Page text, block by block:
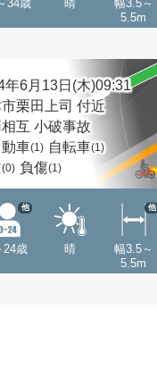
34歳 晴
幅3.5～
5.5m
年6月13日(木)09:31
栗田上司 付近
互 小破事故
車(1) 自転車(1)
(0) 負傷(1)
24歳
他
晴
幅3.5～
5.5m
他